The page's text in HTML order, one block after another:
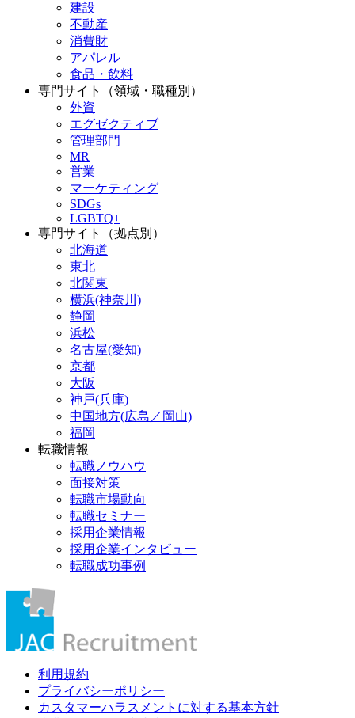
建設
不動産
消費財
アパレル
食品・飲料
専門サイト（領域・職種別）
外資
エグゼクティブ
管理部門
MR
営業
マーケティング
SDGs
LGBTQ+
専門サイト（拠点別）
北海道
東北
北関東
横浜(神奈川)
静岡
浜松
名古屋(愛知)
京都
大阪
神戸(兵庫)
中国地方(広島／岡山)
福岡
転職情報
転職ノウハウ
面接対策
転職市場動向
転職セミナー
採用企業情報
採用企業インタビュー
転職成功事例
利用規約
プライバシーポリシー
カスタマーハラスメントに対する基本方針